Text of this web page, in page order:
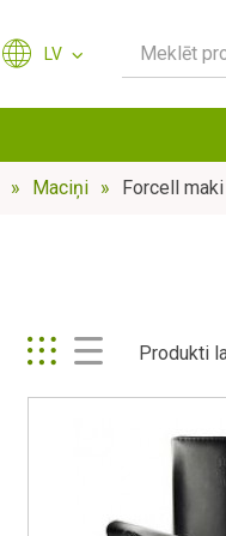
LV Meklēt
Maciņi Forcell maki
Produkti